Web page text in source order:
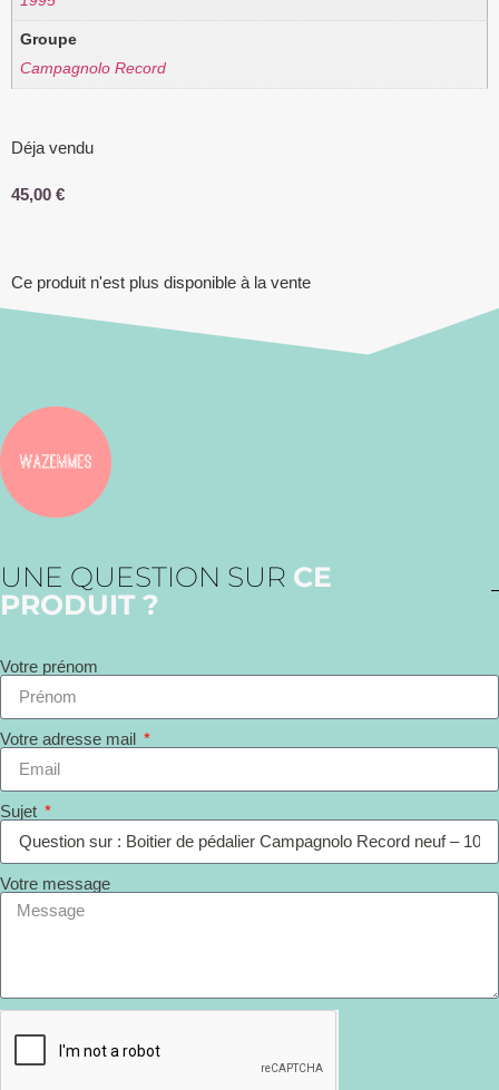
Groupe
Campagnolo Record
Déja vendu
45,00 €
Ce produit n'est plus disponible à la vente
UNE QUESTION SUR CE
PRODUIT ?
Votre prénom
Votre adresse mail
Sujet
Votre message